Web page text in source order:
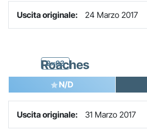
Uscita originale: 24 Marzo 2017
2x03
Roaches
N/D
Uscita originale: 31 Marzo 2017